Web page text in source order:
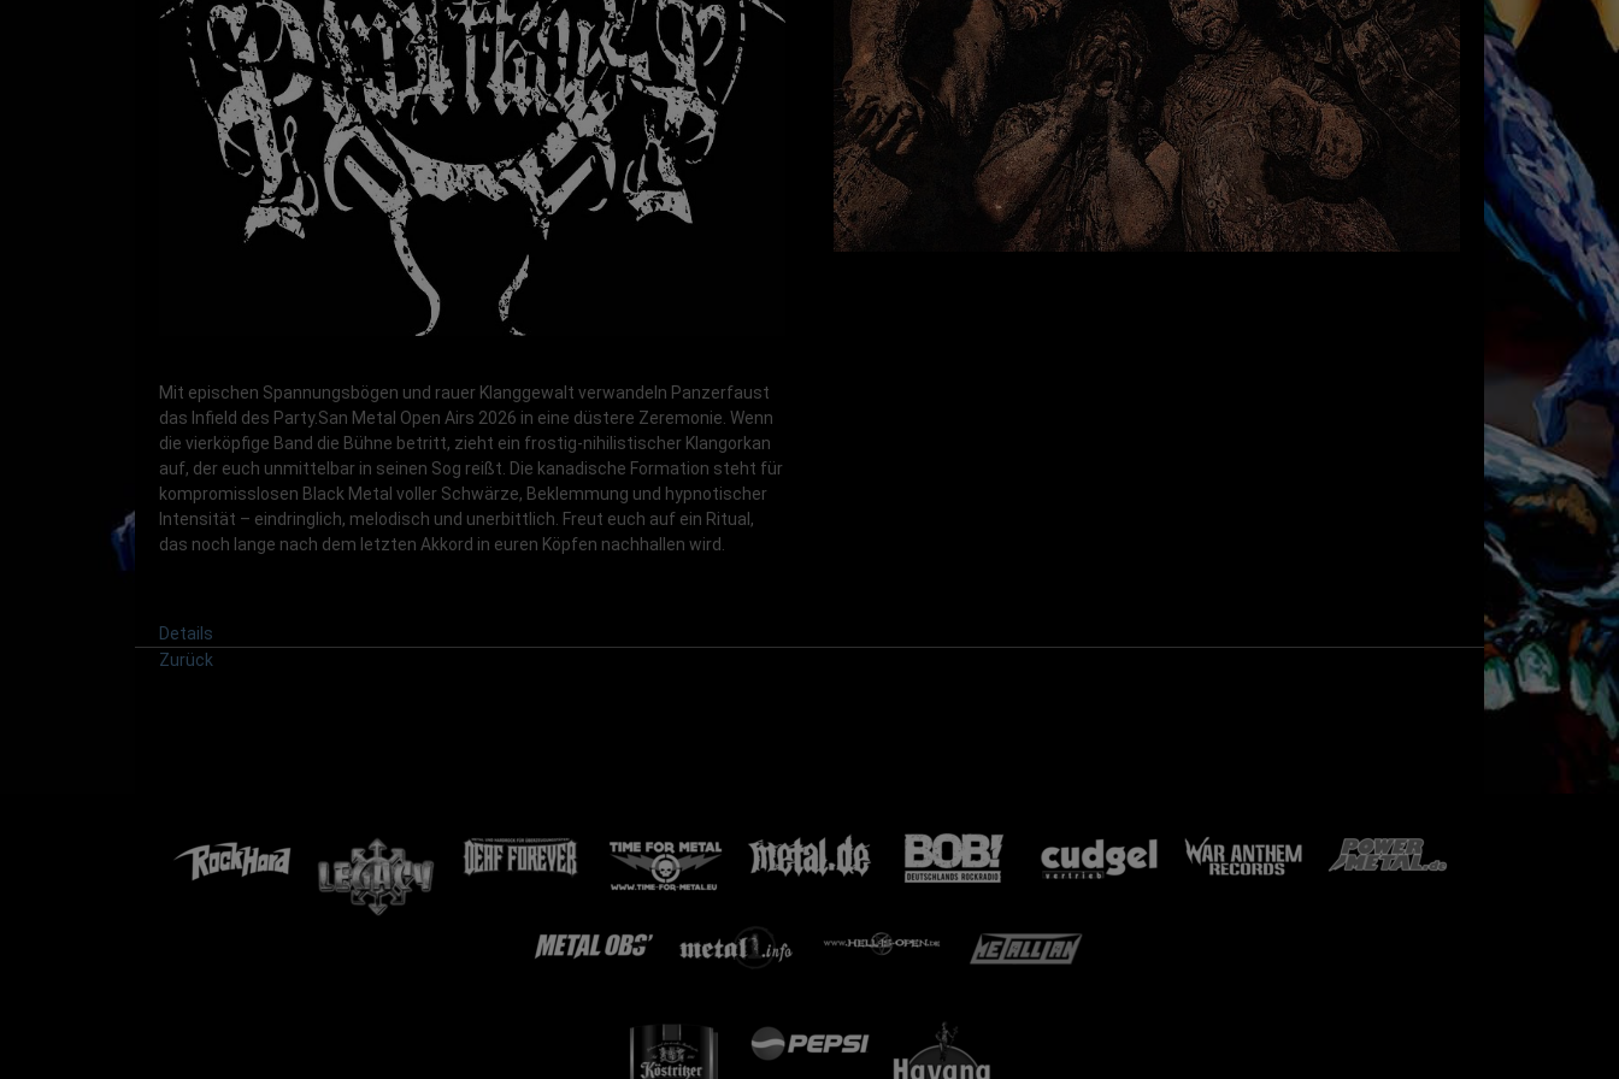
Mit epischen Spannungsbögen und rauer Klanggewalt verwandeln Panzerfaust
das Infield des Party.San Metal Open Airs 2026 in eine düstere Zeremonie. Wenn
die vierköpfige Band die Bühne betritt, zieht ein frostig-nihilistischer Klangorkan
auf, der euch unmittelbar in seinen Sog reißt. Die kanadische Formation steht für
kompromisslosen Black Metal voller Schwärze, Beklemmung und hypnotischer
Intensität – eindringlich, melodisch und unerbittlich. Freut euch auf ein Ritual,
das noch lange nach dem letzten Akkord in euren Köpfen nachhallen wird.
Details
Zurück